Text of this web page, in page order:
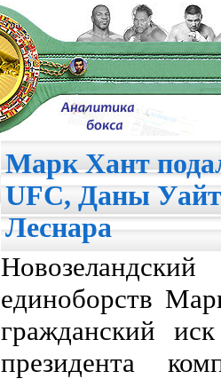
Марк Хант
UFC, Даны
Леснара
единоборств
гражданский
президента